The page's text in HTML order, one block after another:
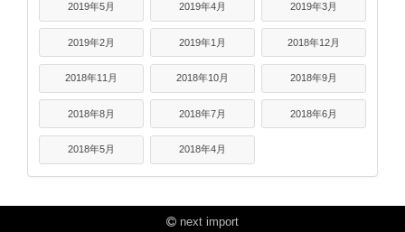
2019年5月 2019年4月 2019年3月
2019年2月 2019年1月 2018年12月
2018年11月 2018年10月 2018年9月
2018年8月 2018年7月 2018年6月
2018年5月 2018年4月
next import